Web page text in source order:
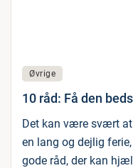
Øvrige
10 råd: Få den
Det kan være svært
en lang og dejlig
gode råd, der kan